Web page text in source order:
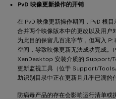
PvD 映像更新操作的开销
在 PvD 映像更新操作期间，PvD 根
合并两个映像版本中的更改以及用户
为此目的保留几百兆字节，但写入
空间，导致映像更新无法成功完成。
XenDesktop 安装介质的 Support/
更新监视工具（位于 Support/
助识别目录中正在更新且几乎已满的
防病毒产品的存在会影响运行清单或